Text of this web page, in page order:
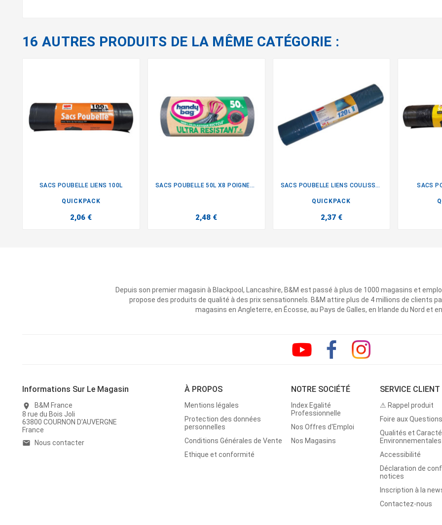
16 AUTRES PRODUITS DE LA MÊME CATÉGORIE :
SACS POUBELLE LIENS 100L
QUICKPACK
2,06 €
SACS POUBELLE 50L X8 POIGNEES
2,48 €
SACS POUBELLE LIENS COULISSANT
QUICKPACK
2,37 €
SACS
Depuis son premier magasin à Blackpool, Lancashire, B&M est passé à plus de 1000 magasins et
propose des produits de qualité à des prix sensationnels. B&M attire plus de 4 millions de clients
magasins en Angleterre, en Écosse, au Pays de Galles, en Irlande du Nord et
Informations Sur Le Magasin
location_on
B&M France
8 rue du Bois Joli
63800 COURNON D'AUVERGNE
France
email Nous contacter
À PROPOS
Mentions légales
Protection des données
personnelles
Conditions Générales de Vente
Ethique et conformité
NOTRE SOCIÉTÉ
Index Egalité
Professionnelle
Nos Offres d'Emploi
Nos Magasins
SERVICE CLIENT
⚠ Rappel produit
Foire aux
Qualités et
Environnementales
Accessibilité
Déclaration de
notices
Inscription à la
Contactez-nous